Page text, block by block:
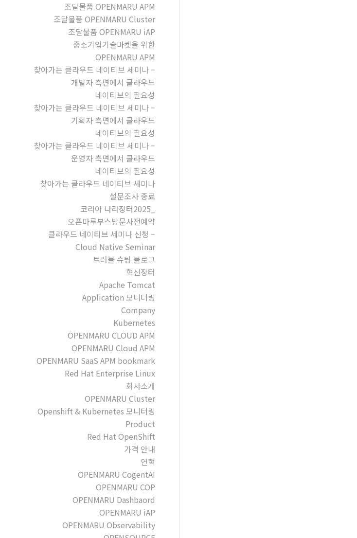
조달물품 OPENMARU APM
조달물품 OPENMARU Cluster
조달물품 OPENMARU iAP
중소기업기술마켓을 위한
OPENMARU APM
찾아가는 클라우드 네이티브 세미나 –
개발자 측면에서 클라우드
네이티브의 필요성
찾아가는 클라우드 네이티브 세미나 –
기획자 측면에서 클라우드
네이티브의 필요성
찾아가는 클라우드 네이티브 세미나 –
운영자 측면에서 클라우드
네이티브의 필요성
찾아가는 클라우드 네이티브 세미나
설문조사 종료
코리아 나라장터2025_
오픈마루부스방문사전예약
클라우드 네이티브 세미나 신청 –
Cloud Native Seminar
트러블 슈팅 블로그
혁신장터
Apache Tomcat
Application 모니터링
Company
Kubernetes
OPENMARU CLOUD APM
OPENMARU Cloud APM
OPENMARU SaaS APM bookmark
Red Hat Enterprise Linux
회사소개
OPENMARU Cluster
Openshift & Kubernetes 모니터링
Product
Red Hat OpenShift
가격 안내
연혁
OPENMARU CogentAI
OPENMARU COP
OPENMARU Dashbaord
OPENMARU iAP
OPENMARU Observability